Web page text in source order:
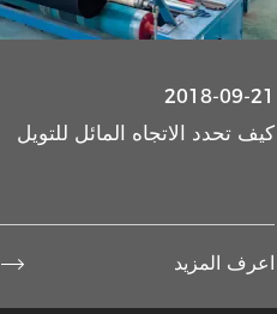
2018-09-21
كيف تحدد الاتجاه المائل للتويل
اعرف المزيد 